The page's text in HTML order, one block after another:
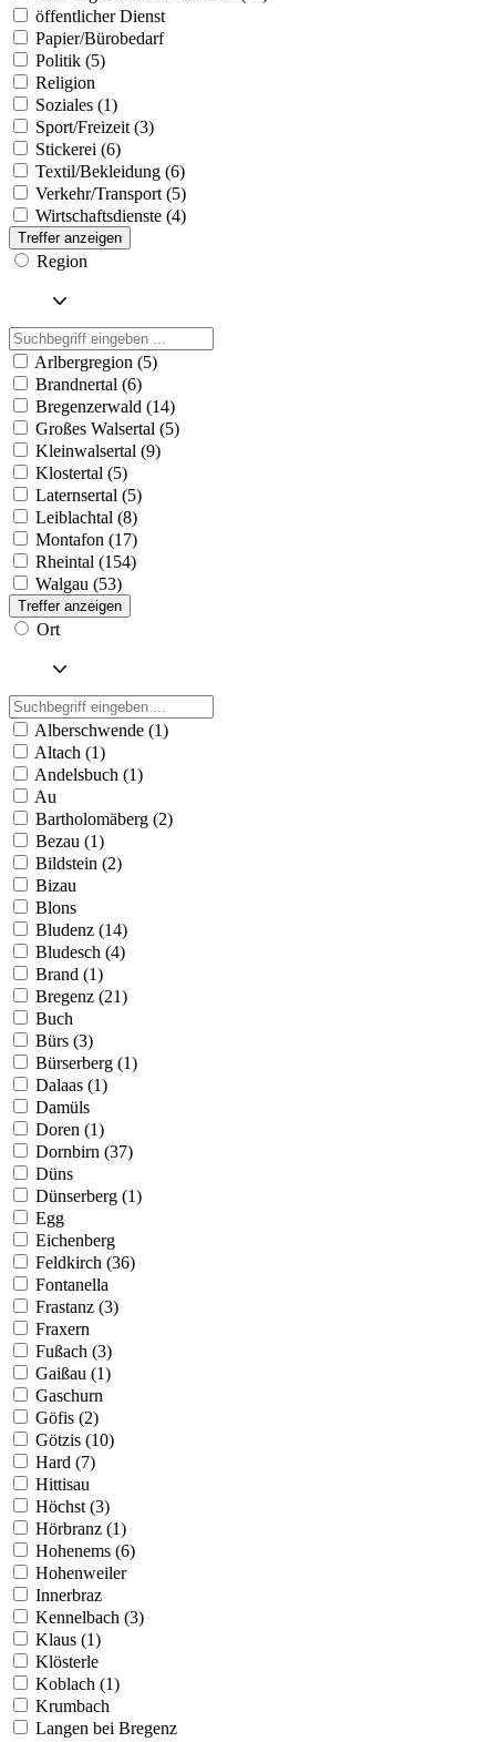
öffentlicher Dienst
Papier/Bürobedarf
Politik (5)
Religion
Soziales (1)
Sport/Freizeit (3)
Stickerei (6)
Textil/Bekleidung (6)
Verkehr/Transport (5)
Wirtschaftsdienste (4)
Treffer anzeigen
Region
Arlbergregion (5)
Brandnertal (6)
Bregenzerwald (14)
Großes Walsertal (5)
Kleinwalsertal (9)
Klostertal (5)
Laternsertal (5)
Leiblachtal (8)
Montafon (17)
Rheintal (154)
Walgau (53)
Treffer anzeigen
Ort
Alberschwende (1)
Altach (1)
Andelsbuch (1)
Au
Bartholomäberg (2)
Bezau (1)
Bildstein (2)
Bizau
Blons
Bludenz (14)
Bludesch (4)
Brand (1)
Bregenz (21)
Buch
Bürs (3)
Bürserberg (1)
Dalaas (1)
Damüls
Doren (1)
Dornbirn (37)
Düns
Dünserberg (1)
Egg
Eichenberg
Feldkirch (36)
Fontanella
Frastanz (3)
Fraxern
Fußach (3)
Gaißau (1)
Gaschurn
Göfis (2)
Götzis (10)
Hard (7)
Hittisau
Höchst (3)
Hörbranz (1)
Hohenems (6)
Hohenweiler
Innerbraz
Kennelbach (3)
Klaus (1)
Klösterle
Koblach (1)
Krumbach
Langen bei Bregenz